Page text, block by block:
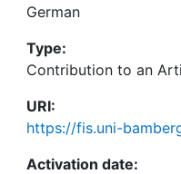
German
Type:
Contribution to an
URI:
https://fis.uni-
Activation date: